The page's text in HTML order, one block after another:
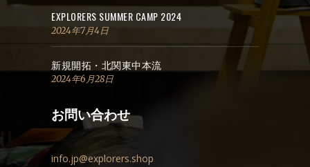
EXPLORERS SUMMER CAMP 2024
2024年7月4日
新規開拓・北関東中本流
2024年6月28日
お問い合わせ
info.jp@explorers.shop